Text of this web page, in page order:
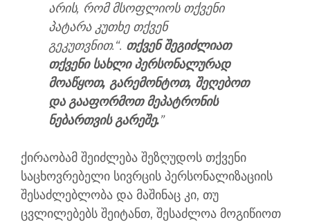
არის, რომ მსოფლიოს თქვენი
პატარა კუთხე თქვენ
გეკუთვნით.“. თქვენ შეგიძლიათ
თქვენი სახლი პერსონალურად
მოაწყოთ, გარემონტოთ, შეღებოთ
და გააფორმოთ მეპატრონის
ნებართვის გარეშე.”
ქირაობამ შეიძლება შეზღუდოს თქვენი
საცხოვრებელი სივრცის პერსონალიზაციის
შესაძლებლობა და მაშინაც კი, თუ
ცვლილებებს შეიტანთ, შესაძლოა მოგიწიოთ